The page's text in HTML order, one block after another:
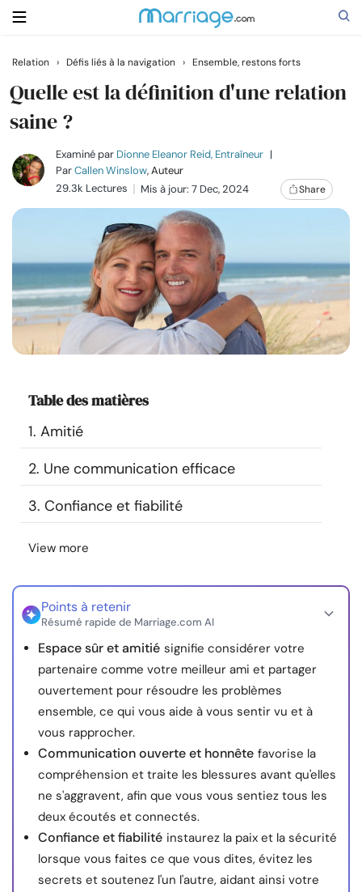
Rechercher
Se marier
Relations
Aide
Communauté
Trouver un thérapeute
Langue
À propos de nous Contact Écrivez pour nous
Publicité avec
nous
© Copyright 2026. Tous droits réservés.
Relation › Défis liés à la navigation › Ensemble, restons forts
Quelle est la définition d'une relation
saine ?
Examiné par Dionne Eleanor Reid, Entraîneur |
ParCallen Winslow, Auteur
29.3k Lectures
Mis à jour: 7 Dec, 2024 Share
Table des matières
1. Amitié
2. Une communication efficace
3. Confiance et fiabilité
View more
Points à retenir
Résumé rapide de Marriage.com AI
Espace sûr et amitié signifie considérer votre
partenaire comme votre meilleur ami et partager
ouvertement pour résoudre les problèmes
ensemble, ce qui vous aide à vous sentir vu et à
vous rapprocher.
Communication ouverte et honnête favorise la
compréhension et traite les blessures avant qu'elles
ne s'aggravent, afin que vous vous sentiez tous les
deux écoutés et connectés.
Confiance et fiabilité instaurez la paix et la sécurité
lorsque vous faites ce que vous dites, évitez les
secrets et soutenez l'un l'autre, aidant ainsi votre